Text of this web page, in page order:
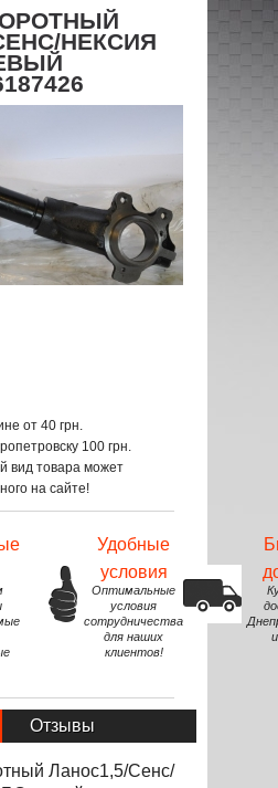
НЕКСИЯ
от 40 грн.
100 грн.
товара может
на сайте!
Удобные
условия
Оптимальные
условия
сотрудничества
для наших
клиентов!
Отзывы
Ланос1,5/Сенс/